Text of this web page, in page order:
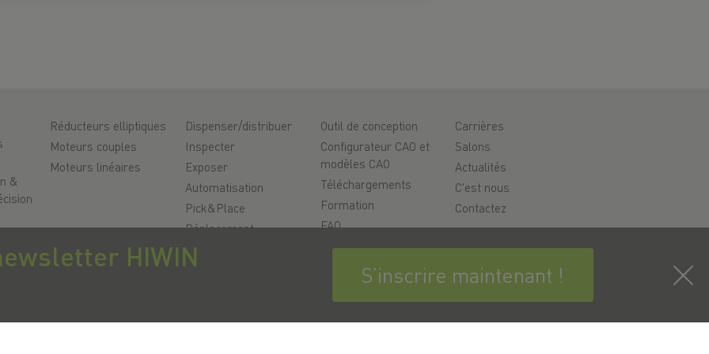
HIWIN
S’inscrire maintenant !
&
Réducteurs elliptiques
Moteurs couples
Moteurs linéaires
Dispenser/distribuer
Inspecter
Exposer
Automatisation
Pick&Place
Déplacement
linéaire/manipulation
Fraisage/usinage
Outil de conception
Configurateur CAO et
modèles CAO
Téléchargements
Formation
FAQ
Support
Carrières
Salons
Actualités
C'est nous
Contactez